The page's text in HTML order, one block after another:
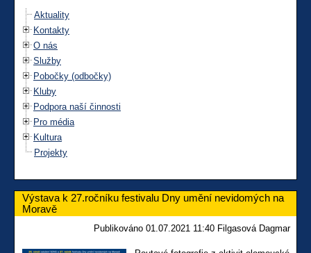
Aktuality
Kontakty
O nás
Služby
Pobočky (odbočky)
Kluby
Podpora naší činnosti
Pro média
Kultura
Projekty
Výstava k 27.ročníku festivalu Dny umění nevidomých na
Moravě
Publikováno 01.07.2021 11:40 Filgasová Dagmar